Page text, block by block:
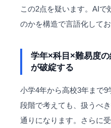
この2点を疑います。AIで
のかを構造で言語化して
学年×科目×難易度
が破綻する
小学4年から高校3年まで
段階で考えても、扱うべ
通りになります。さらに